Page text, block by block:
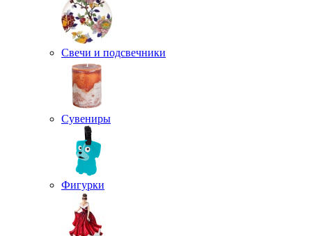
Свечи и подсвечники
Сувениры
Фигурки